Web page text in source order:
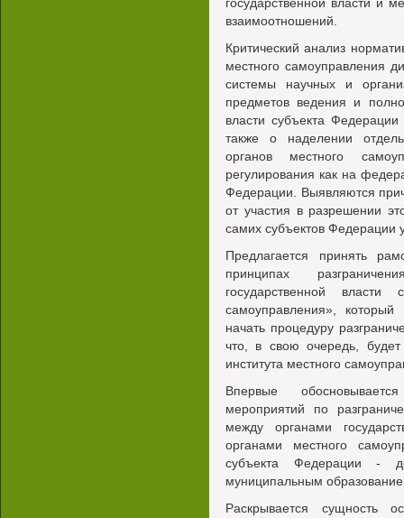
взаимоотношений.
Критический анализ
местного самоуправления
системы научных и
предметов ведения и
власти субъекта
также о наделении
органов местного
регулирования как на
Федерации. Выявляются
от участия в разрешении
самих субъектов Федерации
Предлагается принять
принципах
государственной
самоуправления»,
начать процедуру
что, в свою очередь, будет
института местного
Впервые
мероприятий по
между органами
органами местного
субъекта Федерации -
муниципальным
Раскрывается сущность